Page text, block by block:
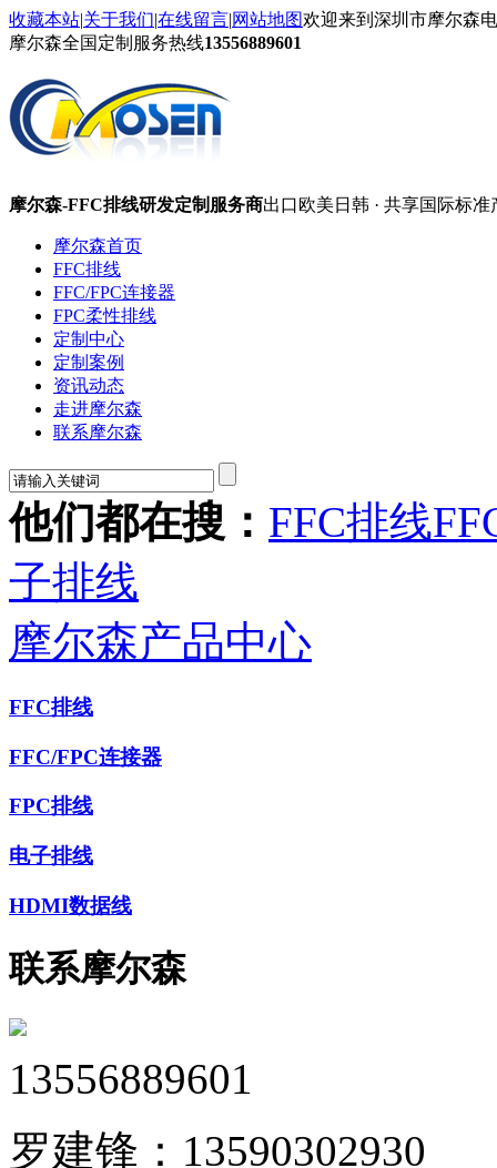
收藏本站|关于我们|在线留言|网站地图欢迎来到深圳市摩尔森
摩尔森全国定制服务热线13556889601
摩尔森-FFC排线研发定制服务商出口欧美日韩 · 共享国际标准
摩尔森首页
FFC排线
FFC/FPC连接器
FPC柔性排线
定制中心
定制案例
资讯动态
走进摩尔森
联系摩尔森
他们都在搜： FFC排线
子排线
摩尔森产品中心
FFC排线
FFC/FPC连接器
FPC排线
电子排线
HDMI数据线
联系摩尔森
13556889601
罗建锋： 13590302930